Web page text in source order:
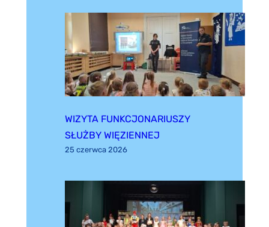
WIZYTA FUNKCJONARIUSZY
SŁUŻBY WIĘZIENNEJ
25 czerwca 2026